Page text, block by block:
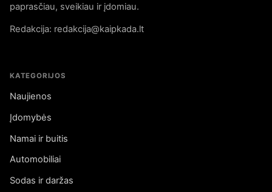
paprasčiau, sveikiau ir įdomiau.
Redakcija: redakcija@kaipkada.lt
KATEGORIJOS
Naujienos
Įdomybės
Namai ir buitis
Automobiliai
Sodas ir daržas